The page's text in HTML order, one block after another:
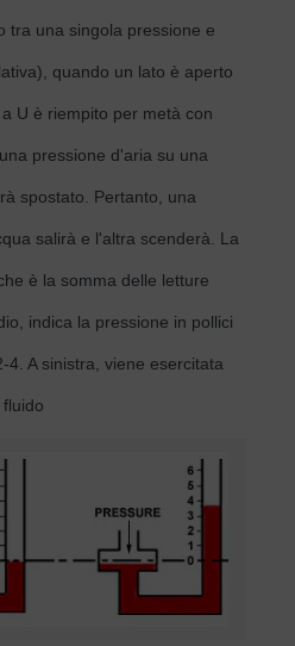
tra una singola pressione e
quando un lato è aperto
U è riempito per metà con
pressione d'aria su una
spostato. Pertanto, una
salirà e l'altra scenderà. La
è la somma delle letture
indica la pressione in pollici
A sinistra, viene esercitata